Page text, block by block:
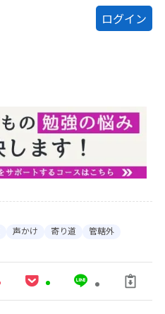
声かけ 寄り道 管轄外